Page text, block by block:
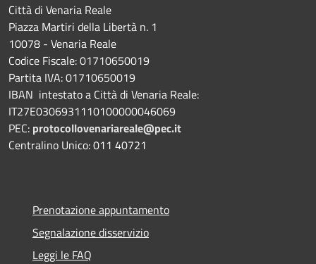
Città di Venaria Reale
Piazza Martiri della Libertà n. 1
10078 - Venaria Reale
Codice Fiscale: 01710650019
Partita IVA: 01710650019
IBAN intestato a Città di Venaria Reale:
IT27E0306931110100000046069
PEC: protocollovenariareale@pec.it
Centralino Unico: 011 40721
Prenotazione appuntamento
Segnalazione disservizio
Leggi le FAQ